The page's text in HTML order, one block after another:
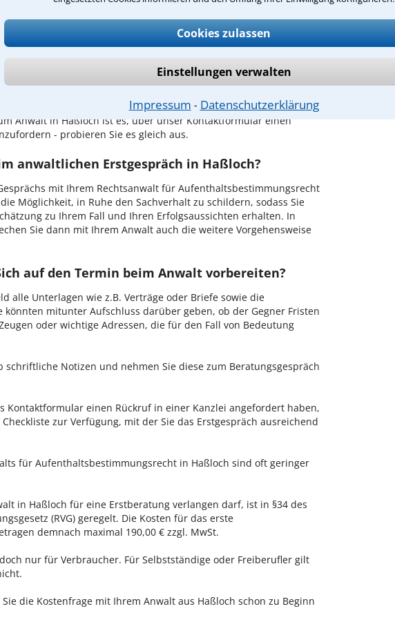
Cookies zulassen
Einstellungen verwalten
Impressum ⁃ Datenschutzerklärung
Aufenthaltsbestimmungsrecht in Ihrer Umgebung auswählen
direkt mit der Kanzlei in Haßloch einen Beratungstermin
Sie sich zurückrufen
Anwalt in Haßloch ist es, über unser Kontaktformular einen
- probieren Sie es gleich aus.
anwaltlichen Erstgespräch in Haßloch?
mit Ihrem Rechtsanwalt für Aufenthaltsbestimmungsrecht
Möglichkeit, in Ruhe den Sachverhalt zu schildern, sodass Sie
zu Ihrem Fall und Ihren Erfolgsaussichten erhalten. In
Sie dann mit Ihrem Anwalt auch die weitere Vorgehensweise
auf den Termin beim Anwalt vorbereiten?
alle Unterlagen wie z.B. Verträge oder Briefe sowie die
könnten mitunter Aufschluss darüber geben, ob der Gegner Fristen
oder wichtige Adressen, die für den Fall von Bedeutung
schriftliche Notizen und nehmen Sie diese zum Beratungsgespräch
Kontaktformular einen Rückruf in einer Kanzlei angefordert haben,
zur Verfügung, mit der Sie das Erstgespräch ausreichend
für Aufenthaltsbestimmungsrecht in Haßloch sind oft geringer
in Haßloch für eine Erstberatung verlangen darf, ist in §34 des
(RVG) geregelt. Die Kosten für das erste
demnach maximal 190,00 € zzgl. MwSt.
nur für Verbraucher. Für Selbstständige oder Freiberufler gilt
die Kostenfrage mit Ihrem Anwalt aus Haßloch schon zu Beginn